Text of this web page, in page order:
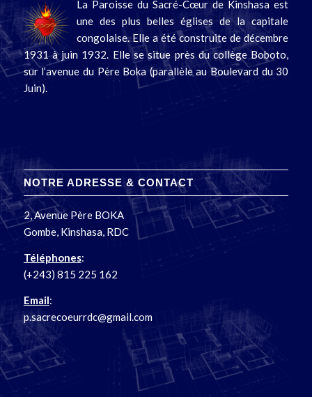
La Paroisse du Sacré-Cœur de Kinshasa est
une des plus belles églises de la capitale
congolaise. Elle a été construite de décembre
1931 à juin 1932. Elle se situe près du collège Boboto,
sur l’avenue du Père Boka (parallèle au Boulevard du 30
Juin).
NOTRE ADRESSE & CONTACT
2, Avenue Père BOKA
Gombe, Kinshasa, RDC
Téléphones:
(+243) 815 225 162
Email:
p.sacrecoeurrdc@gmail.com